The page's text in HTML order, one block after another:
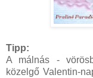
Tipp:
A málnás -
közelgő Valentin-